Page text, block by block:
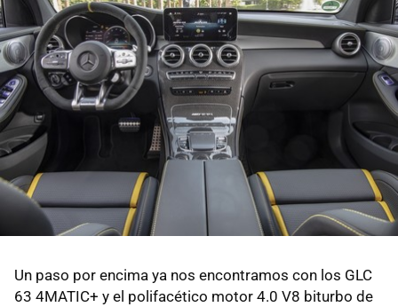
Un paso por encima ya nos encontramos con los GLC
63 4MATIC+ y el polifacético motor 4.0 V8 biturbo de